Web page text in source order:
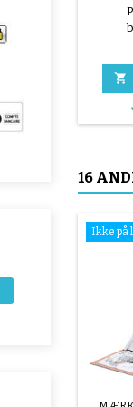

16
Ikke på